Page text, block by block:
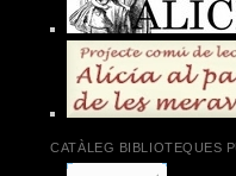
CATÀLEG BIBLIOTEQUES